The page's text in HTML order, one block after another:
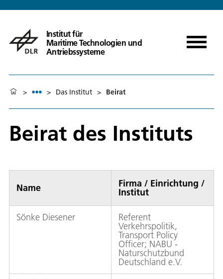
Institut für
Maritime Technologien und
Antriebssysteme
> > Das Institut > Beirat
Beirat des Instituts
Name Firma / Einrichtung /
Institut
Sönke Diesener Referent
Verkehrspolitik,
Transport Policy
Officer; NABU -
Naturschutzbund
Deutschland e.V.